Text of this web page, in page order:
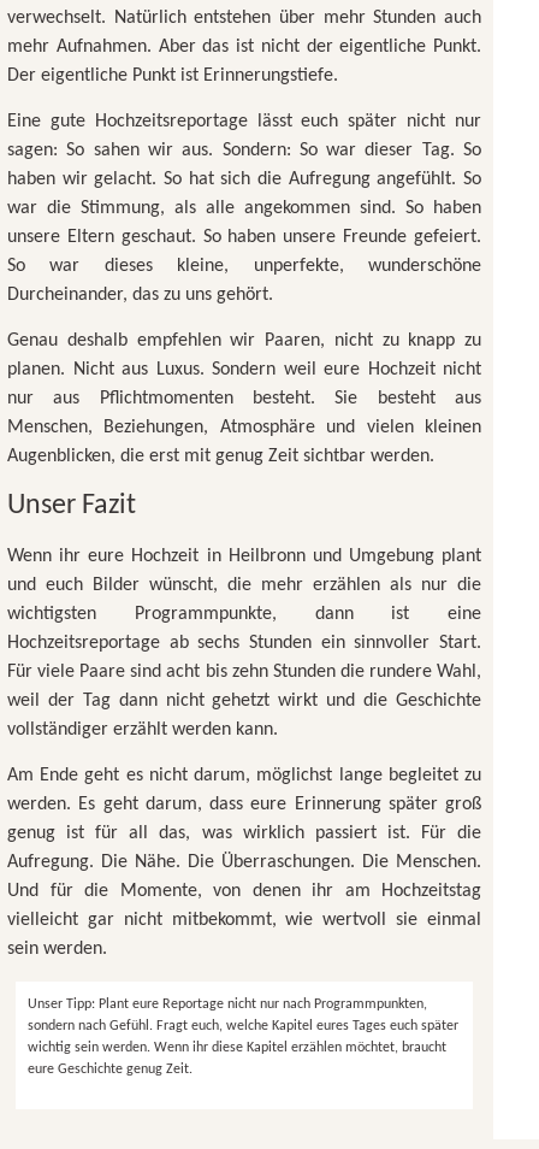
verwechselt. Natürlich entstehen über mehr Stunden auch
mehr Aufnahmen. Aber das ist nicht der eigentliche Punkt.
Der eigentliche Punkt ist Erinnerungstiefe.
Eine gute Hochzeitsreportage lässt euch später nicht nur
sagen: So sahen wir aus. Sondern: So war dieser Tag. So
haben wir gelacht. So hat sich die Aufregung angefühlt. So
war die Stimmung, als alle angekommen sind. So haben
unsere Eltern geschaut. So haben unsere Freunde gefeiert.
So war dieses kleine, unperfekte, wunderschöne
Durcheinander, das zu uns gehört.
Genau deshalb empfehlen wir Paaren, nicht zu knapp zu
planen. Nicht aus Luxus. Sondern weil eure Hochzeit nicht
nur aus Pflichtmomenten besteht. Sie besteht aus
Menschen, Beziehungen, Atmosphäre und vielen kleinen
Augenblicken, die erst mit genug Zeit sichtbar werden.
Unser Fazit
Wenn ihr eure Hochzeit in Heilbronn und Umgebung plant
und euch Bilder wünscht, die mehr erzählen als nur die
wichtigsten Programmpunkte, dann ist eine
Hochzeitsreportage ab sechs Stunden ein sinnvoller Start.
Für viele Paare sind acht bis zehn Stunden die rundere Wahl,
weil der Tag dann nicht gehetzt wirkt und die Geschichte
vollständiger erzählt werden kann.
Am Ende geht es nicht darum, möglichst lange begleitet zu
werden. Es geht darum, dass eure Erinnerung später groß
genug ist für all das, was wirklich passiert ist. Für die
Aufregung. Die Nähe. Die Überraschungen. Die Menschen.
Und für die Momente, von denen ihr am Hochzeitstag
vielleicht gar nicht mitbekommt, wie wertvoll sie einmal
sein werden.
Unser Tipp: Plant eure Reportage nicht nur nach Programmpunkten,
sondern nach Gefühl. Fragt euch, welche Kapitel eures Tages euch später
wichtig sein werden. Wenn ihr diese Kapitel erzählen möchtet, braucht
eure Geschichte genug Zeit.